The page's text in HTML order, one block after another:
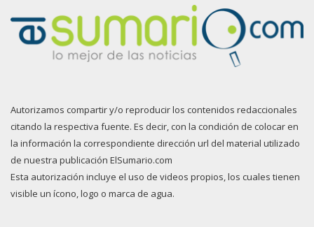
Autorizamos compartir y/o reproducir los contenidos redaccionales
citando la respectiva fuente. Es decir, con la condición de colocar en
la información la correspondiente dirección url del material utilizado
de nuestra publicación ElSumario.com
Esta autorización incluye el uso de videos propios, los cuales tienen
visible un ícono, logo o marca de agua.